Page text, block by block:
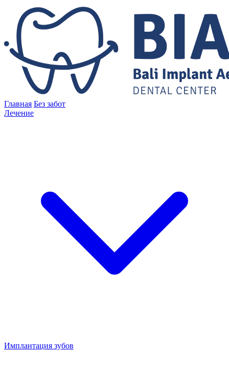
Главная Без забот
Лечение
Имплантация зубов